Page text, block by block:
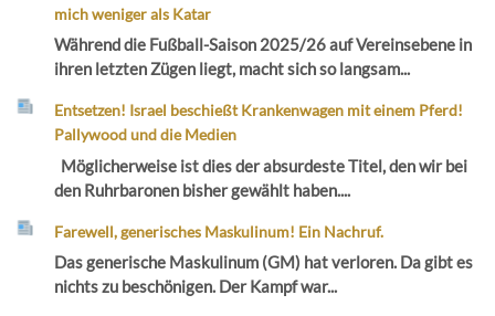
mich weniger als Katar
Während die Fußball-Saison 2025/26 auf Vereinsebene in
ihren letzten Zügen liegt, macht sich so langsam...
Entsetzen! Israel beschießt Krankenwagen mit einem Pferd!
Pallywood und die Medien
Möglicherweise ist dies der absurdeste Titel, den wir bei
den Ruhrbaronen bisher gewählt haben....
Farewell, generisches Maskulinum! Ein Nachruf.
Das generische Maskulinum (GM) hat verloren. Da gibt es
nichts zu beschönigen. Der Kampf war...